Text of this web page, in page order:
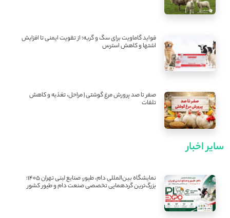
فواید گاماویت برای سگ و گربه؛ از تقویت ایمنی تا افزایش
اشتها و کاهش استرس
صفر تا صد پرورش مرغ گوشتی | مراحل، تغذیه و کاهش
تلفات
سایر اخبار
نمایشگاه بین‌المللی دام، طیور، صنایع لبنی تهران ۱۴۰۵؛
بزرگ‌ترین گردهمایی تخصصی صنعت دام و طیور کشور